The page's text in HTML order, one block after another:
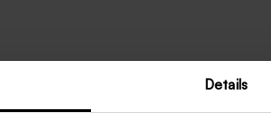
Details